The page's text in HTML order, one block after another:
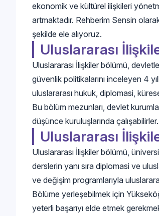
ekonomik ve kültürel ilişkileri
artmaktadır. Rehberim Sensin
şekilde ele alıyoruz.
Uluslararası
Uluslararası İlişkiler bölümü,
güvenlik politikalarını inceleyen 4
uluslararası hukuk, diplomasi,
Bu bölüm mezunları, devlet
düşünce kuruluşlarında çalışabilirler.
Uluslararası
Uluslararası İlişkiler bölümü,
derslerin yanı sıra diplomasi ve
ve değişim programlarıyla
Bölüme yerleşebilmek için
yeterli başarıyı elde etmek